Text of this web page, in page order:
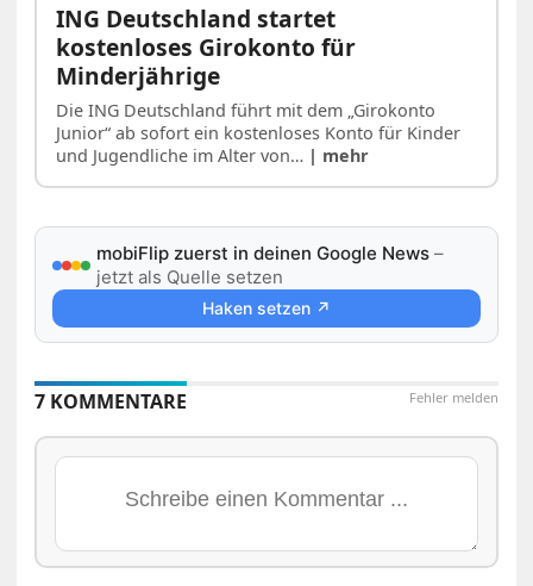
ING Deutschland startet
kostenloses Girokonto für
Minderjährige
Die ING Deutschland führt mit dem „Girokonto
Junior“ ab sofort ein kostenloses Konto für Kinder
und Jugendliche im Alter von… | mehr
mobiFlip zuerst in deinen Google News –
jetzt als Quelle setzen
Haken setzen ↗
Fehler melden
7 KOMMENTARE